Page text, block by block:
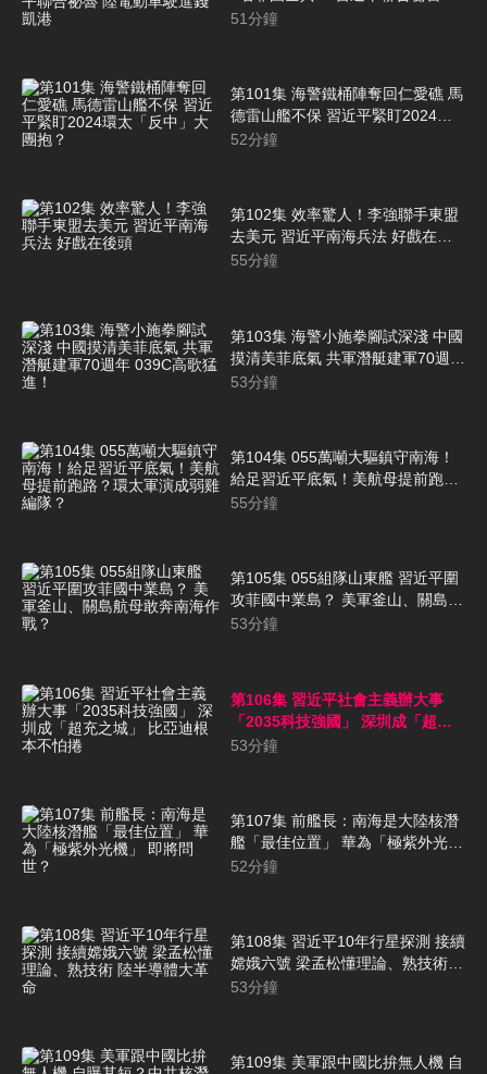
電動車駛進錢凱港
51分鐘
第101集 海警鐵桶陣奪回仁愛礁 馬
德雷山艦不保 習近平緊盯2024環
太「反中」大團抱？
52分鐘
第102集 效率驚人！李強聯手東盟
去美元 習近平南海兵法 好戲在後
頭
55分鐘
第103集 海警小施拳腳試深淺 中國
摸清美菲底氣 共軍潛艇建軍70週年
039C高歌猛進！
53分鐘
第104集 055萬噸大驅鎮守南海！
給足習近平底氣！美航母提前跑
路？環太軍演成弱雞編隊？
55分鐘
第105集 055組隊山東艦 習近平圍
攻菲國中業島？ 美軍釜山、關島航
母敢奔南海作戰？
53分鐘
第106集 習近平社會主義辦大事
「2035科技強國」 深圳成「超充
之城」 比亞迪根本不怕捲
53分鐘
第107集 前艦長：南海是大陸核潛
艦「最佳位置」 華為「極紫外光
機」 即將問世？
52分鐘
第108集 習近平10年行星探測 接續
嫦娥六號 梁孟松懂理論、熟技術
陸半導體大革命
53分鐘
第109集 美軍跟中國比拚無人機 自